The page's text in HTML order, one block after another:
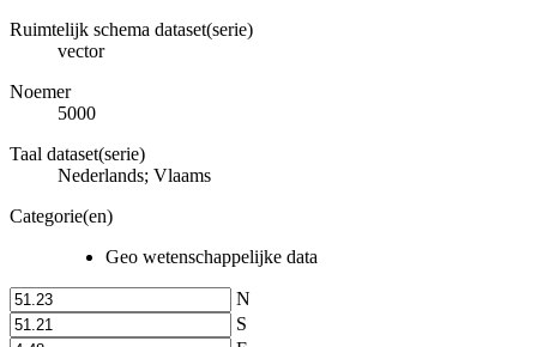
Ruimtelijk schema dataset(serie)
vector
Noemer
5000
Taal dataset(serie)
Nederlands; Vlaams
Categorie(en)
Geo wetenschappelijke data
N
S